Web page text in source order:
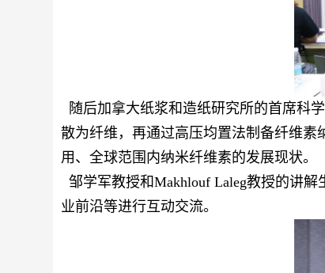
随后加拿大纸浆和造纸研究所的首席科
散为纤维，再通过高压均置法制备纤维
用、全球范围内纳米纤维素的发展现状。
邹学军教授和Makhlouf Laleg教授的讲解
业前沿等进行互动交流。